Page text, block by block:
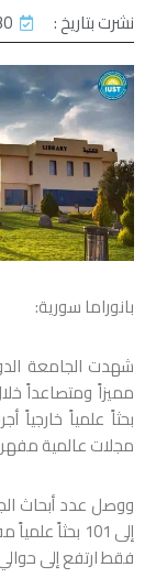
نشرت بتاريخ :
بانوراما سورية:
شهدت الجامعة
بحثاً علمياً
مجلات عالمية
ووصل عدد أبحاث
إلى 101
فقط ارتفع إلى